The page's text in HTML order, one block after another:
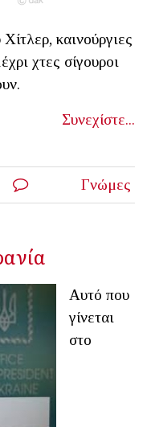
καινούργιες
χτες σίγουροι
Συνεχίστε...
Γνώμες
Αυτό που
γίνεται
στο